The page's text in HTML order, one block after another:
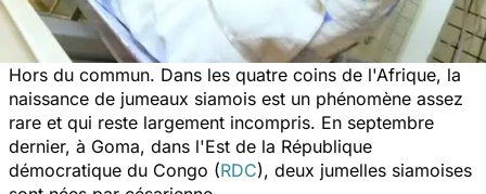
Hors du commun. Dans les quatre coins de l'Afrique, la
naissance de jumeaux siamois est un phénomène assez
rare et qui reste largement incompris. En septembre
dernier, à Goma, dans l'Est de la République
démocratique du Congo (RDC), deux jumelles siamoises